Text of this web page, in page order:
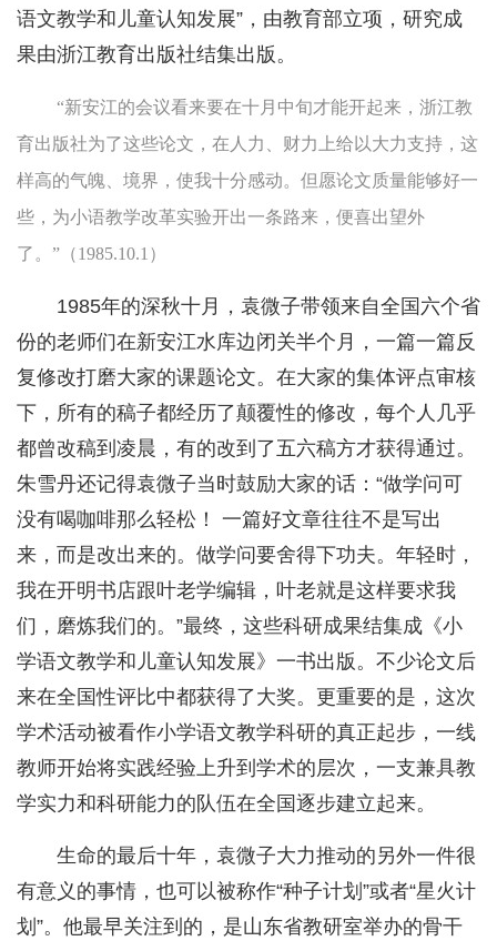
语文教学和儿童认知发展”，由教育部立项，研究成
果由浙江教育出版社结集出版。
“新安江的会议看来要在十月中旬才能开起来，浙江教
育出版社为了这些论文，在人力、财力上给以大力支持，这
样高的气魄、境界，使我十分感动。但愿论文质量能够好一
些，为小语教学改革实验开出一条路来，便喜出望外
了。”（1985.10.1）
1985年的深秋十月，袁微子带领来自全国六个省
份的老师们在新安江水库边闭关半个月，一篇一篇反
复修改打磨大家的课题论文。在大家的集体评点审核
下，所有的稿子都经历了颠覆性的修改，每个人几乎
都曾改稿到凌晨，有的改到了五六稿方才获得通过。
朱雪丹还记得袁微子当时鼓励大家的话：“做学问可
没有喝咖啡那么轻松！ 一篇好文章往往不是写出
来，而是改出来的。做学问要舍得下功夫。年轻时，
我在开明书店跟叶老学编辑，叶老就是这样要求我
们，磨炼我们的。”最终，这些科研成果结集成《小
学语文教学和儿童认知发展》一书出版。不少论文后
来在全国性评比中都获得了大奖。更重要的是，这次
学术活动被看作小学语文教学科研的真正起步，一线
教师开始将实践经验上升到学术的层次，一支兼具教
学实力和科研能力的队伍在全国逐步建立起来。
生命的最后十年，袁微子大力推动的另外一件很
有意义的事情，也可以被称作“种子计划”或者“星火计
划”。他最早关注到的，是山东省教研室举办的骨干